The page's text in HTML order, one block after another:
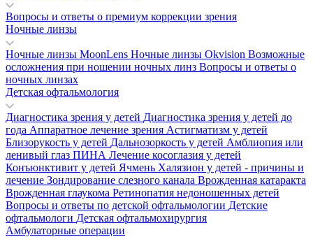
Вопросы и ответы о премиум коррекции зрения
Ночные линзы
Ночные линзы MoonLens Ночные линзы Okvision Возможные
осложнения при ношении ночных линз Вопросы и ответы о
ночных линзах
Детская офтальмология
Диагностика зрения у детей Диагностика зрения у детей до
года Аппаратное лечение зрения Астигматизм у детей
Близорукость у детей Дальнозоркость у детей Амблиопия или
ленивый глаз ПИНА Лечение косоглазия у детей
Конъюнктивит у детей Ячмень Халязион у детей - причины и
лечение Зондирование слезного канала Врожденная катаракта
Врожденная глаукома Ретинопатия недоношенных детей
Вопросы и ответы по детской офтальмологии Детские
офтальмологи Детская офтальмохирургия
Амбулаторные операции